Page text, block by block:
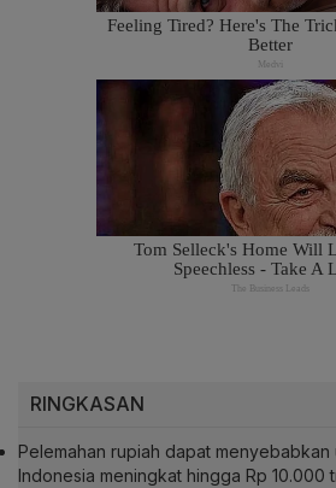
RINGKASAN
Pelemahan rupiah dapat menyebabkan
Indonesia meningkat hingga Rp 10.000